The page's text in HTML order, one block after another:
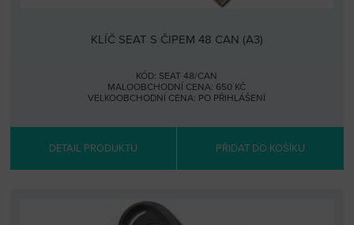
KLÍČ SEAT S ČIPEM 48 CAN (A3)
KÓD: SEAT 48/CAN
MALOOBCHODNÍ CENA: 650 KČ
VELKOOBCHODNÍ CENA: PO PŘIHLÁŠENÍ
DETAIL PRODUKTU PŘIDAT DO KOŠÍKU